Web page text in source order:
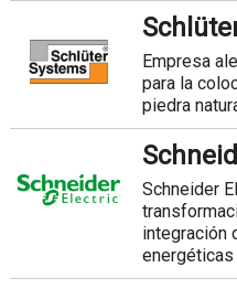
Empresa
para la
piedra
Schneider
integración